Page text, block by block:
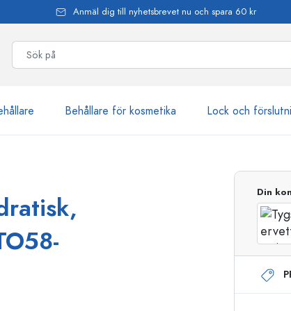
Anmäl dig till nyhetsbrevet nu och spara 60 kr
Behållare för kosmetika Lock och
Estal-flaskor
Airless
Roll on-flaskor
Din